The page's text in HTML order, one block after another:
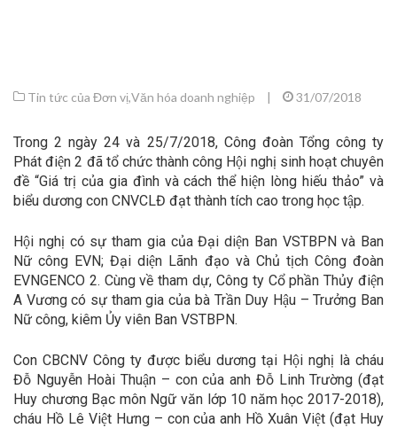
Tin tức của Đơn vị,Văn hóa doanh nghiệp | 31/07/2018
Trong 2 ngày 24 và 25/7/2018, Công đoàn Tổng công ty
Phát điện 2 đã tổ chức thành công Hội nghị sinh hoạt chuyên
đề “Giá trị của gia đình và cách thể hiện lòng hiếu thảo” và
biểu dương con CNVCLĐ đạt thành tích cao trong học tập.
Hội nghị có sự tham gia của Đại diện Ban VSTBPN và Ban
Nữ công EVN; Đại diện Lãnh đạo và Chủ tịch Công đoàn
EVNGENCO 2. Cùng về tham dự, Công ty Cổ phần Thủy điện
A Vương có sự tham gia của bà Trần Duy Hậu – Trưởng Ban
Nữ công, kiêm Ủy viên Ban VSTBPN.
Con CBCNV Công ty được biểu dương tại Hội nghị là cháu
Đỗ Nguyễn Hoài Thuận – con của anh Đỗ Linh Trường (đạt
Huy chương Bạc môn Ngữ văn lớp 10 năm học 2017-2018),
cháu Hồ Lê Việt Hưng – con của anh Hồ Xuân Việt (đạt Huy